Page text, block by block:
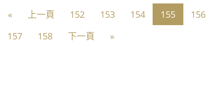
« 上一頁 152 153 154 155
156
157
158 下一頁 »